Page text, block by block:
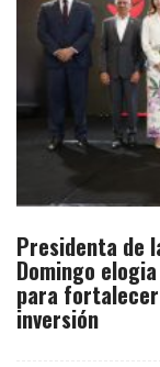
Presidenta de
Domingo
para
inversión